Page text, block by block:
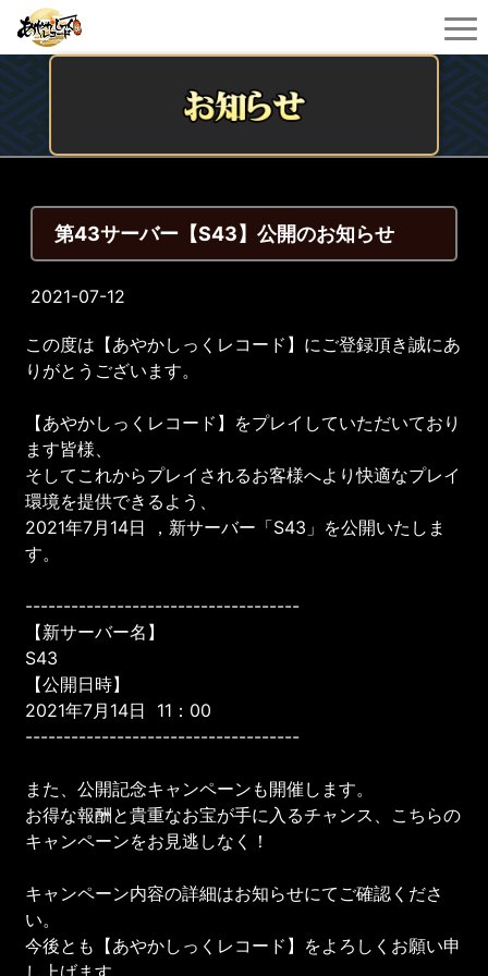
第43サーバー【S43】公開のお知らせ
2021-07-12
この度は【あやかしっくレコード】にご登録頂き誠にあ
りがとうございます。
【あやかしっくレコード】をプレイしていただいており
ます皆様、
そしてこれからプレイされるお客様へより快適なプレイ
環境を提供できるよう、
2021年7月14日 ，新サーバー「S43」を公開いたしま
す。
------------------------------------
【新サーバー名】
S43
【公開日時】
2021年7月14日 11：00
------------------------------------
また、公開記念キャンペーンも開催します。
お得な報酬と貴重なお宝が手に入るチャンス、こちらの
キャンペーンをお見逃しなく！
キャンペーン内容の詳細はお知らせにてご確認くださ
い。
今後とも【あやかしっくレコード】をよろしくお願い申
し上げます。